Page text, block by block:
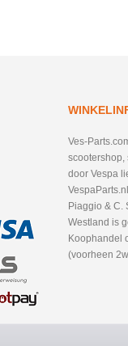
Ves-
scootershop,
door Vespa
Piaggio & C.
Westland is
Koophandel
(voorheen